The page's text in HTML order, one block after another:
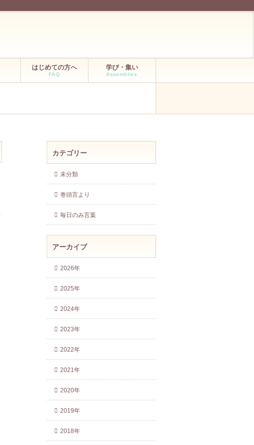
はじめての方へ
FAQ
学び・集い
Assemblies
カテゴリー
未分類
巻頭言より
毎日のみ言葉
アーカイブ
2026年
2025年
2024年
2023年
2022年
2021年
2020年
2019年
2018年